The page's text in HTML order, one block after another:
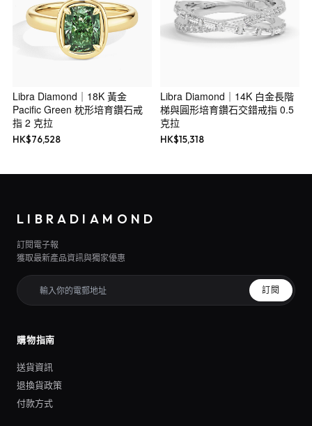
Libra Diamond｜18K 黃金
Pacific Green 枕形培育鑽石戒
指 2 克拉
HK$76,528
Libra Diamond｜14K 白金長階
梯與圓形培育鑽石交錯戒指 0.5
克拉
HK$15,318
LIBRADIAMOND
訂閱電子報
獲取最新產品資訊與獨家優惠
訂閱
購物指南
送貨資訊
退換貨政策
付款方式